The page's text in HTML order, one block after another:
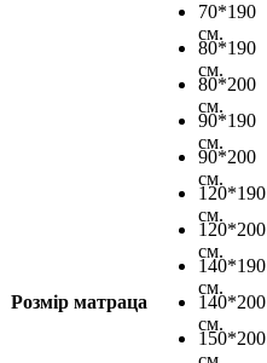
Розмір матраца
70*190
см.
80*190
см.
80*200
см.
90*190
см.
90*200
см.
120*190
см.
120*200
см.
140*190
см.
140*200
см.
150*200